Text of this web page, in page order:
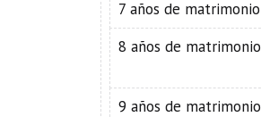
7 años de matrimonio
8 años de matrimonio
9 años de matrimonio